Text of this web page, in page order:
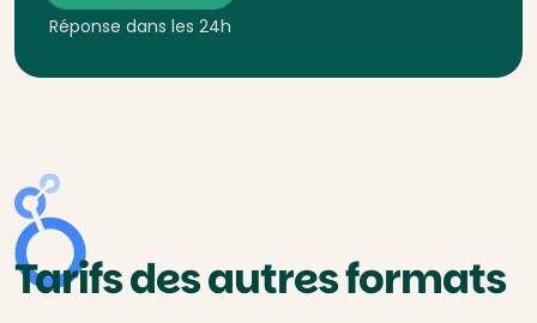
Réponse dans les 24h
Tarifs des autres formats